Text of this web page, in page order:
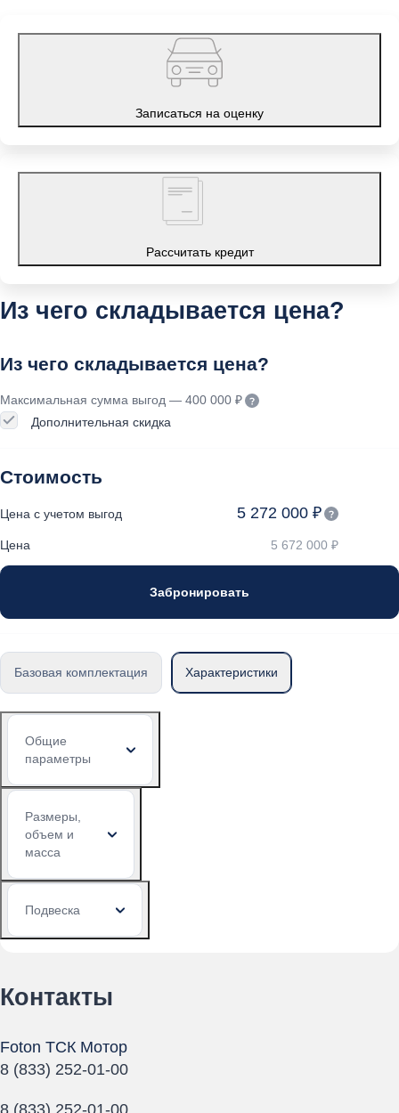
Записаться на оценку
Рассчитать кредит
Из чего складывается цена?
Из чего складывается цена?
Максимальная сумма выгод — 400 000 ₽
Дополнительная скидка
Стоимость
Цена с учетом выгод 5 272 000 ₽
Цена 5 672 000 ₽
Забронировать
Базовая комплектация Характеристики
Общие
параметры
Размеры,
объем и
масса
Подвеска
Контакты
Foton ТСК Мотор
8 (833) 252-01-00
8 (833) 252-01-00